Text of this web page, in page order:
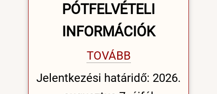
PÓTFELVÉTELI
INFORMÁCIÓK
TOVÁBB
Jelentkezési határidő: 2026.